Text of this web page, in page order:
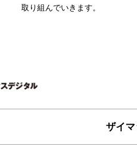
取り組んでいきます。
ザイ